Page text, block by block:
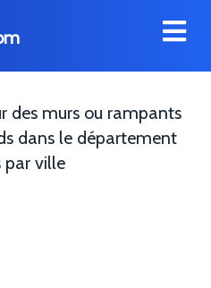
des murs ou rampants
dans le département
par ville